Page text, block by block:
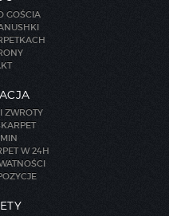
GOŚCIA
ZWROTY
W 24H